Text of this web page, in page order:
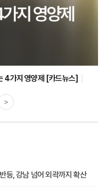
4가지 영양제 [카드뉴스]
>
등, 강남 넘어 외곽까지 확산